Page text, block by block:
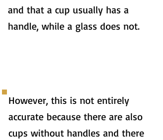
and that a cup usually has a
handle, while a glass does not.
However, this is not entirely
accurate because there are also
cups without handles and there